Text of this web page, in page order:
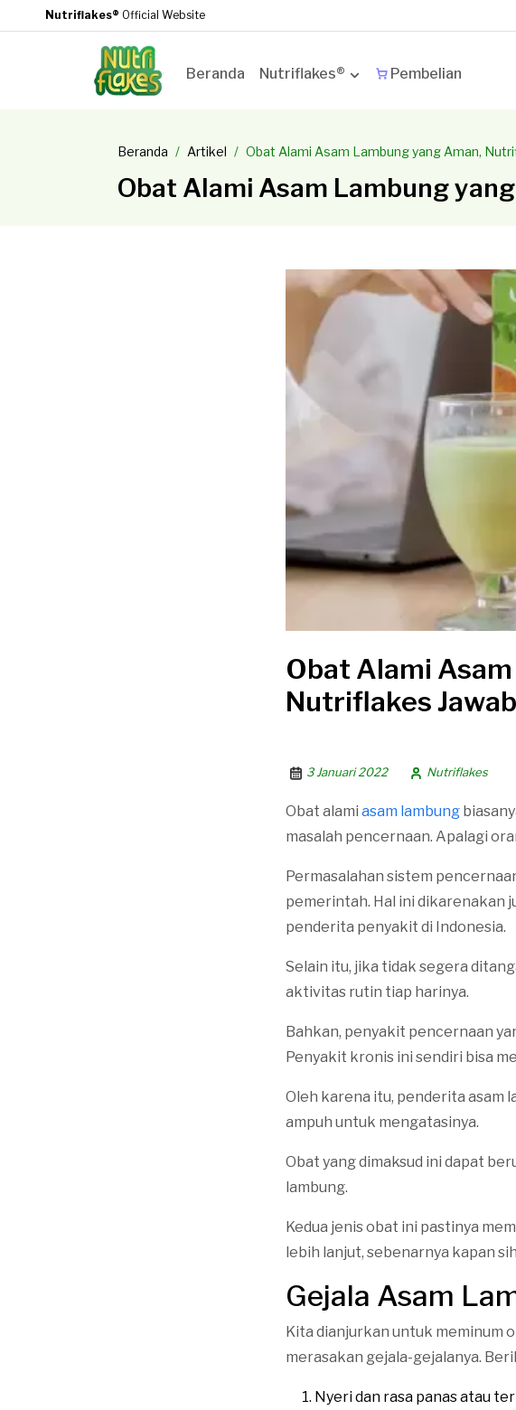
Nutriflakes® Official Website
Beranda Nutriflakes® Pembelian
Beranda Artikel Obat Alami Asam Lambung yang Aman,
Obat Alami Asam Lambung
Obat Alami
Nutriflakes
3 Januari 2022 Nutriflakes
Obat alami asam lambung
masalah pencernaan. Apalagi
Permasalahan sistem
pemerintah. Hal ini dikarenakan
penderita penyakit di Indonesia.
Selain itu, jika tidak segera
aktivitas rutin tiap harinya.
Bahkan, penyakit pencernaan
Penyakit kronis ini sendiri bisa
Oleh karena itu, penderita asam
ampuh untuk mengatasinya.
Obat yang dimaksud ini dapat
lambung.
Kedua jenis obat ini pastinya
lebih lanjut, sebenarnya kapan
Gejala Asam
Kita dianjurkan untuk meminum
merasakan gejala-gejalanya.
Nyeri dan rasa panas atau